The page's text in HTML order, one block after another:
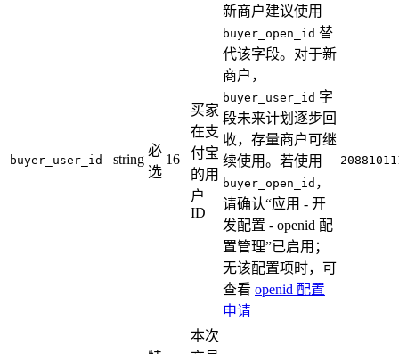
buyer_user_id string
必
选
16
买家
在支
付宝
的用
户
ID
新商户建议使用
buyer_open_id 替
代该字段。对于新
商户，
buyer_user_id 字
段未来计划逐步回
收，存量商户可继
续使用。若使用
buyer_open_id ，
请确认“应用 - 开
发配置 - openid 配
置管理”已启用；
无该配置项时，可
查看 openid 配置
申请
本次